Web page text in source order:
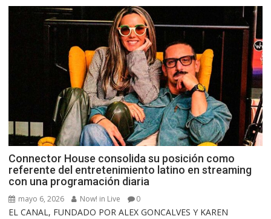
Connector House consolida su posición como
referente del entretenimiento latino en streaming
con una programación diaria
mayo 6, 2026 Now! in Live 0
EL CANAL, FUNDADO POR ALEX GONCALVES Y KAREN